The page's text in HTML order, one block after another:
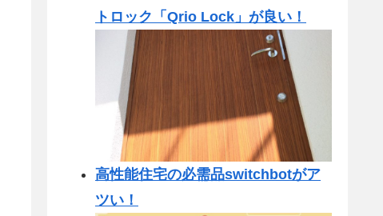
トロック「Qrio Lock」が良い！
高性能住宅の必需品switchbotがア
ツい！